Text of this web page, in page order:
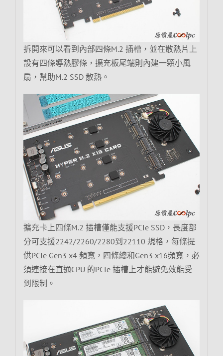
拆開來可以看到內部四條M.2 插槽，並在散熱片上
設有四條導熱膠條，擴充板尾端則內建一顆小風
扇，幫助M.2 SSD 散熱。
擴充卡上四條M.2 插槽僅能支援PCIe SSD，長度部
分可支援2242/2260/2280到22110 規格，每條提
供PCIe Gen3 x4 頻寬，四條總和Gen3 x16頻寬，必
須連接在直通CPU 的PCIe 插槽上才能避免效能受
到限制。